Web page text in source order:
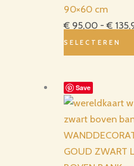
90×60 cm
€ 95,00 - €
SELECTEREN
Save
GOUD ZWART